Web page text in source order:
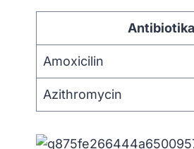
Antibiotika
Amoxicilin
Azithromycin